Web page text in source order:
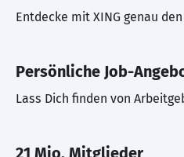
Entdecke mit XING genau
Persönliche Job-
Lass Dich finden von
21 Mio. Mitglieder